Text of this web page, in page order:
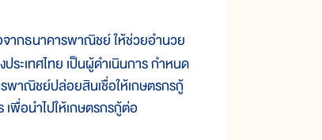
ากธนาคารพาณิชย์ ให้ช่วยอำนวย
ระเทศไทย เป็นผู้ดำเนินการ กำหนด
พาณิชย์ปล่อยสินเชื่อให้เกษตรกรกู้
เพื่อนำไปให้เกษตรกรกู้ต่อ